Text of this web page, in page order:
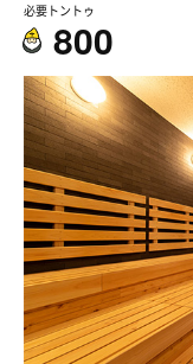
必要トントゥ
800